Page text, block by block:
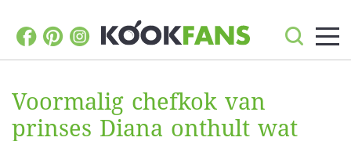
Voormalig chefkok van
prinses Diana onthult wat